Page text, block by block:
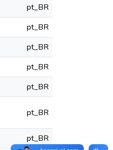
pt_BR
pt_BR
pt_BR
pt_BR
pt_BR
pt_BR
pt_BR